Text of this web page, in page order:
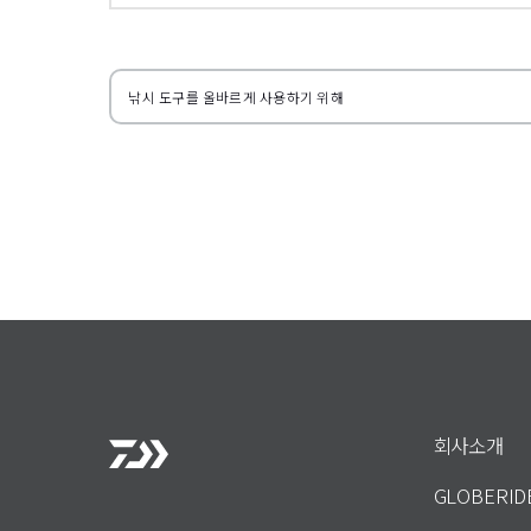
낚시 도구를 올바르게 사용하기 위해
회사소개